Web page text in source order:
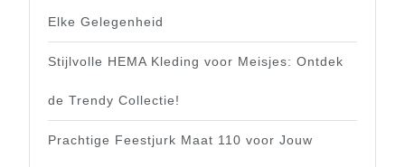
Elke Gelegenheid
Stijlvolle HEMA Kleding voor Meisjes: Ontdek
de Trendy Collectie!
Prachtige Feestjurk Maat 110 voor Jouw